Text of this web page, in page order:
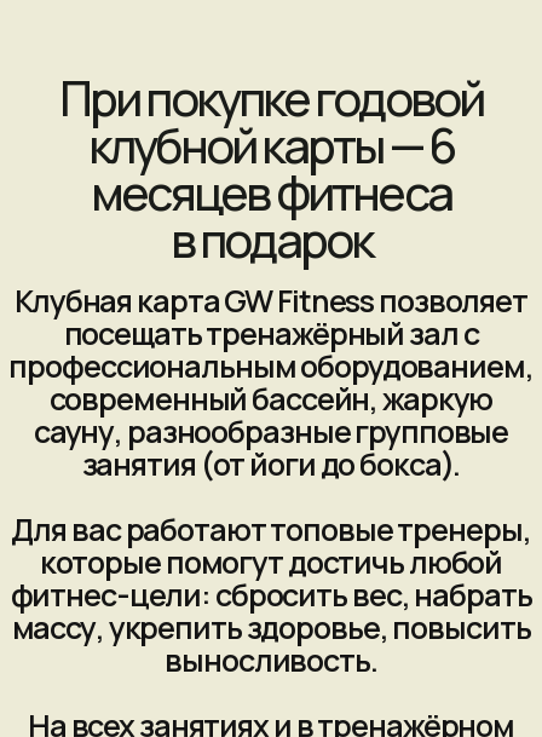
посещать тренажёрный зал с
профессиональным оборудованием,
современный бассейн, жаркую
сауну, разнообразные групповые
занятия (от йоги до бокса).
Для вас работают топовые тренеры,
которые помогут достичь любой
фитнес-цели: сбросить вес, набрать
массу, укрепить здоровье, повысить
выносливость.
На всех занятиях и в тренажёрном
зале царит дружелюбная
атмосфера, которая вдохновляет
становиться лучше.
Предложение ограничено.
(не является офертой)
Оставьте заявку
прямо сейчас